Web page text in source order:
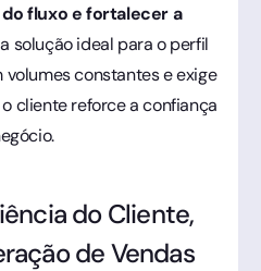
fluxo e fortalecer a
a solução ideal para o perfil
constantes e exige
cliente reforce a confiança
do Cliente,
de Vendas